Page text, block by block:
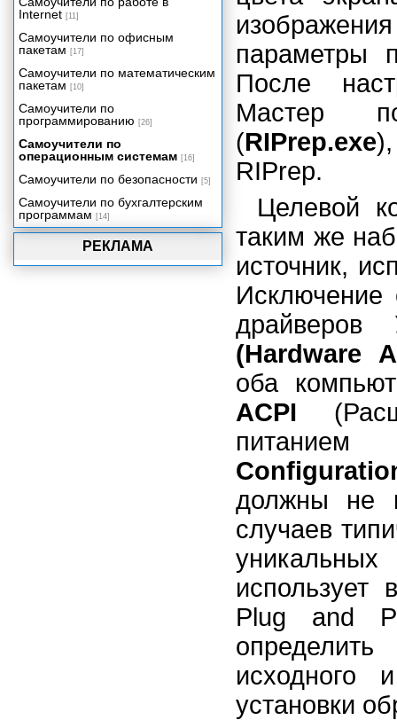
параметры
После
Мастер
(RIPrep.exe
RIPrep.
Целевой
таким же
источник,
Исключение
драйверов
(Hardware
оба
ACPI
должны не
случаев
использует
Plug and
исходного
установки
РЕКЛАМА
групповым политикам
интеграции многоязычного
интерфейса в Windows Vista
Internet [11]
Самоучители по офисным
пакетам [17]
Самоучители по математическим
пакетам [10]
Самоучители по
программированию [26]
Самоучители по
операционным системам [16]
Самоучители по безопасности [5]
Самоучители по бухгалтерским
программам [14]